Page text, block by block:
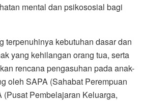
mental dan psikososial bagi
terpenuhinya kebutuhan dasar dan
yang kehilangan orang tua, serta
rencana pengasuhan pada anak-
oleh SAPA (Sahabat Perempuan
(Pusat Pembelajaran Keluarga,